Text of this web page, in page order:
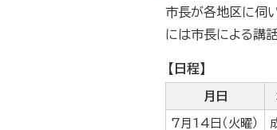
市長が各地区に伺
には市長による講
【日程】
月日
7月14日（火曜）